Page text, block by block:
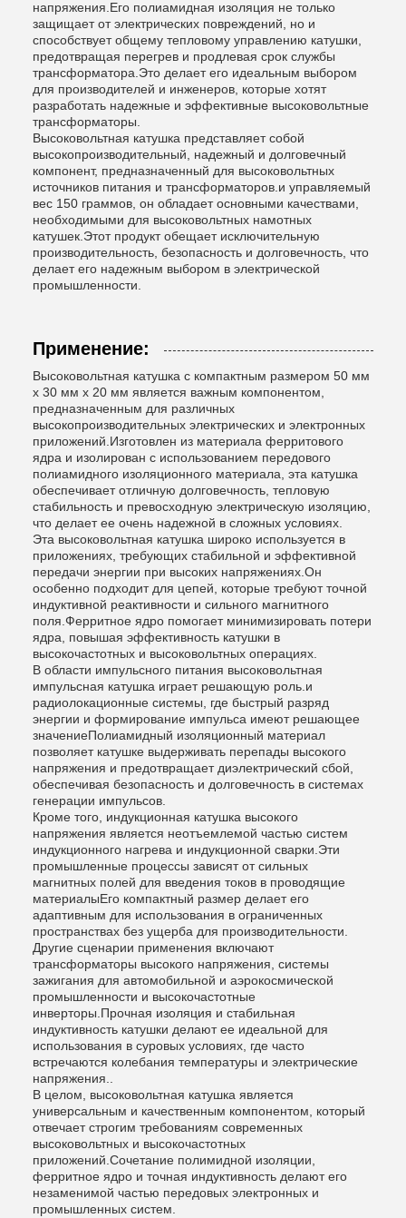
напряжения.Его полиамидная изоляция не только
защищает от электрических повреждений, но и
способствует общему тепловому управлению катушки,
предотвращая перегрев и продлевая срок службы
трансформатора.Это делает его идеальным выбором
для производителей и инженеров, которые хотят
разработать надежные и эффективные высоковольтные
трансформаторы.
Высоковольтная катушка представляет собой
высокопроизводительный, надежный и долговечный
компонент, предназначенный для высоковольтных
источников питания и трансформаторов.и управляемый
вес 150 граммов, он обладает основными качествами,
необходимыми для высоковольтных намотных
катушек.Этот продукт обещает исключительную
производительность, безопасность и долговечность, что
делает его надежным выбором в электрической
промышленности.
Применение:
Высоковольтная катушка с компактным размером 50 мм
х 30 мм х 20 мм является важным компонентом,
предназначенным для различных
высокопроизводительных электрических и электронных
приложений.Изготовлен из материала ферритового
ядра и изолирован с использованием передового
полиамидного изоляционного материала, эта катушка
обеспечивает отличную долговечность, тепловую
стабильность и превосходную электрическую изоляцию,
что делает ее очень надежной в сложных условиях.
Эта высоковольтная катушка широко используется в
приложениях, требующих стабильной и эффективной
передачи энергии при высоких напряжениях.Он
особенно подходит для цепей, которые требуют точной
индуктивной реактивности и сильного магнитного
поля.Ферритное ядро помогает минимизировать потери
ядра, повышая эффективность катушки в
высокочастотных и высоковольтных операциях.
В области импульсного питания высоковольтная
импульсная катушка играет решающую роль.и
радиолокационные системы, где быстрый разряд
энергии и формирование импульса имеют решающее
значениеПолиамидный изоляционный материал
позволяет катушке выдерживать перепады высокого
напряжения и предотвращает диэлектрический сбой,
обеспечивая безопасность и долговечность в системах
генерации импульсов.
Кроме того, индукционная катушка высокого
напряжения является неотъемлемой частью систем
индукционного нагрева и индукционной сварки.Эти
промышленные процессы зависят от сильных
магнитных полей для введения токов в проводящие
материалыЕго компактный размер делает его
адаптивным для использования в ограниченных
пространствах без ущерба для производительности.
Другие сценарии применения включают
трансформаторы высокого напряжения, системы
зажигания для автомобильной и аэрокосмической
промышленности и высокочастотные
инверторы.Прочная изоляция и стабильная
индуктивность катушки делают ее идеальной для
использования в суровых условиях, где часто
встречаются колебания температуры и электрические
напряжения..
В целом, высоковольтная катушка является
универсальным и качественным компонентом, который
отвечает строгим требованиям современных
высоковольтных и высокочастотных
приложений.Сочетание полимидной изоляции,
ферритное ядро и точная индуктивность делают его
незаменимой частью передовых электронных и
промышленных систем.